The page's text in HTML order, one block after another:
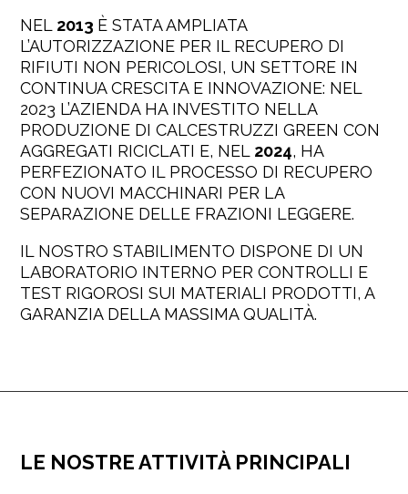
NEL 2013 È STATA AMPLIATA
L’AUTORIZZAZIONE PER IL RECUPERO DI
RIFIUTI NON PERICOLOSI, UN SETTORE IN
CONTINUA CRESCITA E INNOVAZIONE: NEL
2023 L’AZIENDA HA INVESTITO NELLA
PRODUZIONE DI CALCESTRUZZI GREEN CON
AGGREGATI RICICLATI E, NEL 2024, HA
PERFEZIONATO IL PROCESSO DI RECUPERO
CON NUOVI MACCHINARI PER LA
SEPARAZIONE DELLE FRAZIONI LEGGERE.
IL NOSTRO STABILIMENTO DISPONE DI UN
LABORATORIO INTERNO PER CONTROLLI E
TEST RIGOROSI SUI MATERIALI PRODOTTI, A
GARANZIA DELLA MASSIMA QUALITÀ.
LE NOSTRE ATTIVITÀ PRINCIPALI